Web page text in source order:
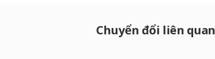
Chuyển đổi liên quan